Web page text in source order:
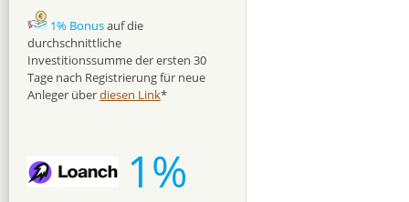
1% Bonusauf die
durchschnittliche
Investitionssumme der ersten 30
Tage nach Registrierung für neue
Anleger überdiesen Link*
1%